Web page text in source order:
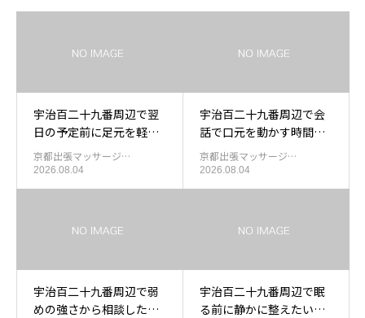
宇治百二十九番周辺で翌
日の予定前に足元を軽く
したい日の出張もみほぐ
し
京都出張マッサージ…
2026.08.04
宇治百二十九番周辺で会
話で口元を動かす時間が
長くなったあと肩甲骨中
央右を休める出張マッサ
ージ
京都出張マッサージ…
2026.08.04
宇治百二十九番周辺で弱
めの強さから相談したい
宇治百二十九番周辺で眠
る前に静かに整えたい日